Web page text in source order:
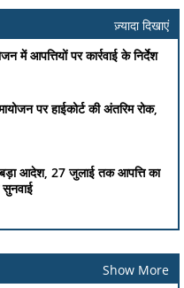
ज़्यादा दिखाएं
में आपत्तियों पर कार्रवाई के निर्देश
पर हाईकोर्ट की अंतरिम रोक,
बड़ा आदेश, 27 जुलाई तक आपत्ति का
Show More